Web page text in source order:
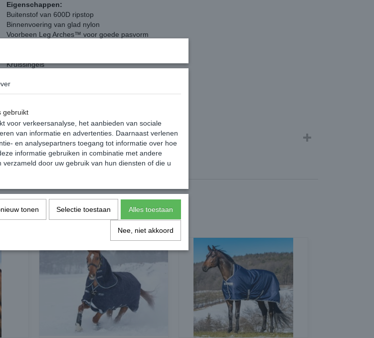
Eigenschappen:
Buitenstof van 600D ripstop
Binnenvoering van glad nylon
Voorbeen Leg Arches™ voor goede pasvorm
Kruissingels
Staartflap
gebruikt
voor verkeersanalyse, het aanbieden van sociale
van informatie en advertenties. Daarnaast verlenen
en analysepartners toegang tot informatie over hoe
informatie gebruiken in combinatie met andere
door uw gebruik van hun diensten of die u
tonen Selectie toestaan Alles toestaan
Nee, niet akkoord